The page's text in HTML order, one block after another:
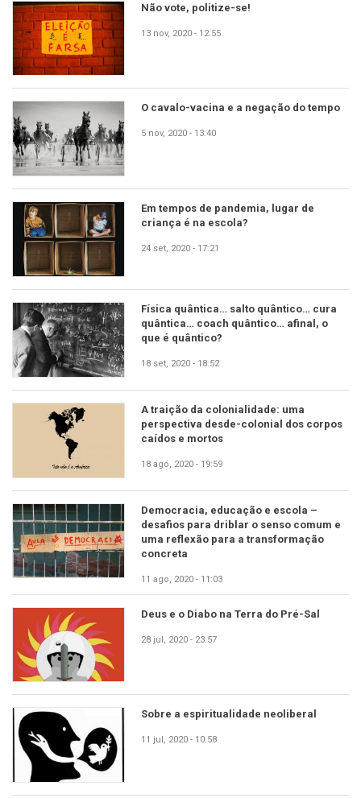
Não vote, politize-se!
13 nov, 2020 - 12:55
O cavalo-vacina e a negação do tempo
5 nov, 2020 - 13:40
Em tempos de pandemia, lugar de
criança é na escola?
24 set, 2020 - 17:21
Física quântica… salto quântico… cura
quântica… coach quântico… afinal, o
que é quântico?
18 set, 2020 - 18:52
A traição da colonialidade: uma
perspectiva desde-colonial dos corpos
caídos e mortos
18 ago, 2020 - 19:59
Democracia, educação e escola –
desafios para driblar o senso comum e
uma reflexão para a transformação
concreta
11 ago, 2020 - 11:03
Deus e o Diabo na Terra do Pré-Sal
28 jul, 2020 - 23:57
Sobre a espiritualidade neoliberal
11 jul, 2020 - 10:58